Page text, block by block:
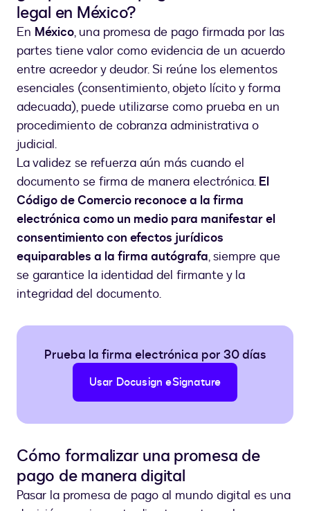
legal en México?
En México, una promesa de pago firmada por las
partes tiene valor como evidencia de un acuerdo
entre acreedor y deudor. Si reúne los elementos
esenciales (consentimiento, objeto lícito y forma
adecuada), puede utilizarse como prueba en un
procedimiento de cobranza administrativa o
judicial.
La validez se refuerza aún más cuando el
documento se firma de manera electrónica. El
Código de Comercio reconoce a la firma
electrónica como un medio para manifestar el
consentimiento con efectos jurídicos
equiparables a la firma autógrafa, siempre que
se garantice la identidad del firmante y la
integridad del documento.
Prueba la firma electrónica por 30 días
Usar Docusign eSignature
Cómo formalizar una promesa de
pago de manera digital
Pasar la promesa de pago al mundo digital es una